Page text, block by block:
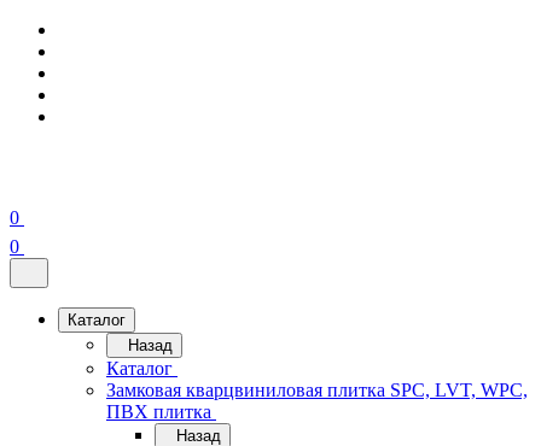
0
0
Каталог
Назад
Каталог
Замковая кварцвиниловая плитка SPC, LVT, WPC,
ПВХ плитка
Назад